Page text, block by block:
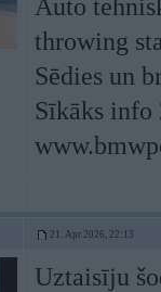
Auto
throwing
Sēdies un
Sīkāks info
21. Apr 2026, 22:13
Uztaisīju